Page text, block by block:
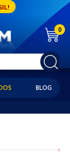
0
BLOG